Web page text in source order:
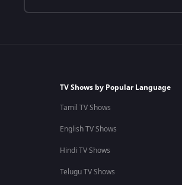
TV Shows by Popular Language
Tamil TV Shows
English TV Shows
Hindi TV Shows
Telugu TV Shows